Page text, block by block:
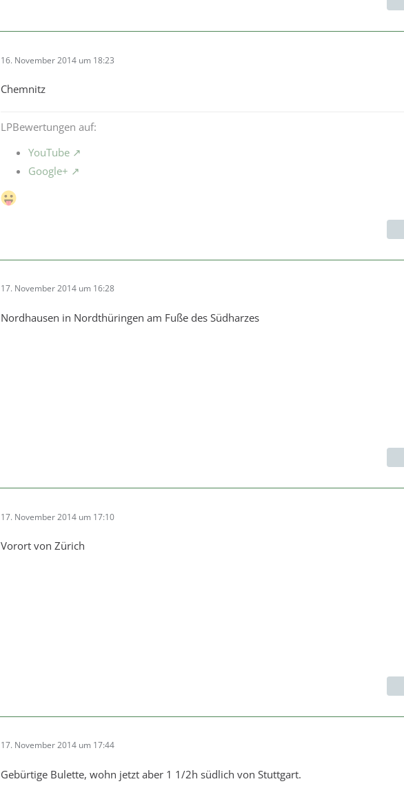
16. November 2014 um 18:23
Chemnitz
LPBewertungen auf:
YouTube
Google+
17. November 2014 um 16:28
Nordhausen in Nordthüringen am Fuße des Südharzes
17. November 2014 um 17:10
Vorort von Zürich
17. November 2014 um 17:44
Gebürtige Bulette, wohn jetzt aber 1 1/2h südlich von Stuttgart.